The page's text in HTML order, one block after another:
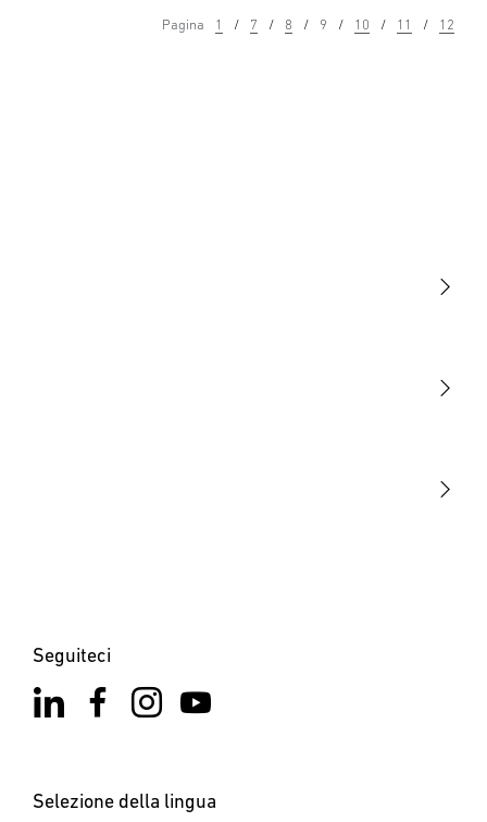
Pagina 1 7 8 9 10 11 12
Seguiteci
Selezione della lingua